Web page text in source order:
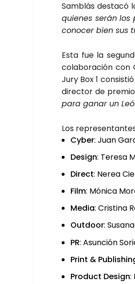
Sam­blás des­ta­có
quie­nes serán
cono­cer bien sus
Esta fue la
cola­bo­ra­ción con
Jury Box 1
direc­tor de
para ganar un
Los
Cyber: Juan
Design: Tere­sa
Direct: Nerea
Film: Móni­ca
Media: Cris­ti­na
Out­door:
PR: Asun­ción
Print &
Pro­duct Design: